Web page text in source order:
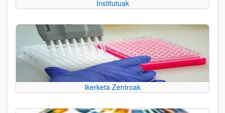
Institutuak
Ikerketa Zentroak